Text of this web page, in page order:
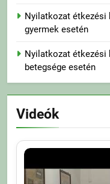
Nyilatkozat étkezési
gyermek esetén
Nyilatkozat étkezési
betegsége esetén
Videók